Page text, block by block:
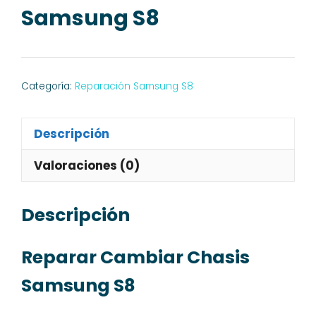
Samsung S8
Categoría: Reparación Samsung S8
Descripción
Valoraciones (0)
Descripción
Reparar Cambiar Chasis
Samsung S8